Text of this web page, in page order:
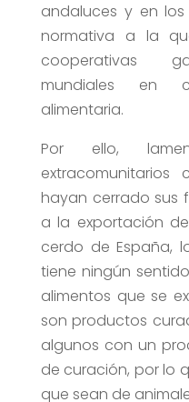
andaluces y en
normativa a la
cooperativas
mundiales en
alimentaria.
Por ello,
hayan cerrado sus
a la exportación
cerdo de España,
tiene ningún
alimentos que se
son productos
algunos con un
de curación, por lo
que sean de